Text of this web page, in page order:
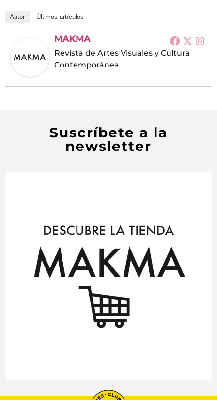
Autor Últimos artículos
MAKMA
Revista de Artes Visuales y Cultura
Contemporánea.
Suscríbete a la
newsletter